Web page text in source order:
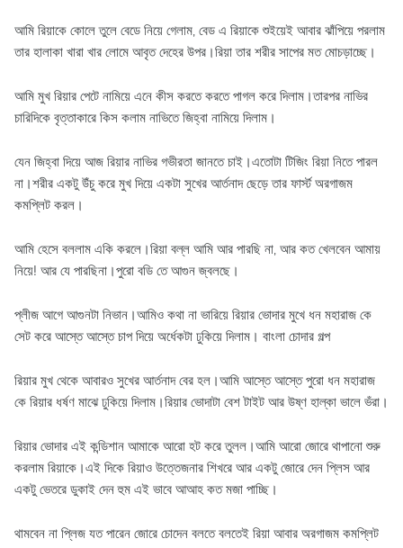
আমি রিয়াকে কোলে তুলে বেডে নিয়ে গেলাম, বেড এ রিয়াকে শুইয়েই আবার ঝাঁপিয়ে পরলাম
তার হালাকা খারা খার লোমে আবৃত দেহের উপর।রিয়া তার শরীর সাপের মত মোচড়াচ্ছে।
আমি মুখ রিয়ার পেটে নামিয়ে এনে কীস করতে করতে পাগল করে দিলাম।তারপর নাভির
চারিদিকে বৃত্তাকারে কিস কলাম নাভিতে জিহ্বা নামিয়ে দিলাম।
যেন জিহ্বা দিয়ে আজ রিয়ার নাভির গভীরতা জানতে চাই।এতোটা টিজিং রিয়া নিতে পারল
না।শরীর একটু উঁচু করে মুখ দিয়ে একটা সুখের আর্তনাদ ছেড়ে তার ফার্স্ট অরগাজম
কমপ্লিট করল।
আমি হেসে বললাম একি করলে।রিয়া বল্ল আমি আর পারছি না, আর কত খেলবেন আমায়
নিয়ে! আর যে পারছিনা।পুরো বডি তে আগুন জ্বলছে।
প্লীজ আগে আগুনটা নিভান।আমিও কথা না ভারিয়ে রিয়ার ভোদার মুখে ধন মহারাজ কে
সেট করে আস্তে আস্তে চাপ দিয়ে অর্ধেকটা ঢুকিয়ে দিলাম। বাংলা চোদার গল্প
রিয়ার মুখ থেকে আবারও সুখের আর্তনাদ বের হল।আমি আস্তে আস্তে পুরো ধন মহারাজ
কে রিয়ার ধর্ষণ মাঝে ঢুকিয়ে দিলাম।রিয়ার ভোদাটা বেশ টাইট আর উষ্ণ হাল্কা ভালে ভঁরা।
রিয়ার ভোদার এই কন্ডিশান আমাকে আরো হট করে তুলল।আমি আরো জোরে থাপানো শুরু
করলাম রিয়াকে।এই দিকে রিয়াও উত্তেজনার শিখরে আর একটু জোরে দেন প্লিস আর
একটু ভেতরে ডুকাই দেন হুম এই ভাবে আআহ কত মজা পাচ্ছি।
থামবেন না প্লিজ যত পারেন জোরে চোদেন বলতে বলতেই রিয়া আবার অরগাজম কমপ্লিট